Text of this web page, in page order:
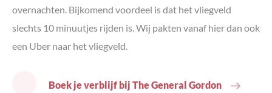
overnachten. Bijkomend voordeel is dat het vliegveld
slechts 10 minuutjes rijden is. Wij pakten vanaf hier dan ook
een Uber naar het vliegveld.
Boek je verblijf bij The General Gordon